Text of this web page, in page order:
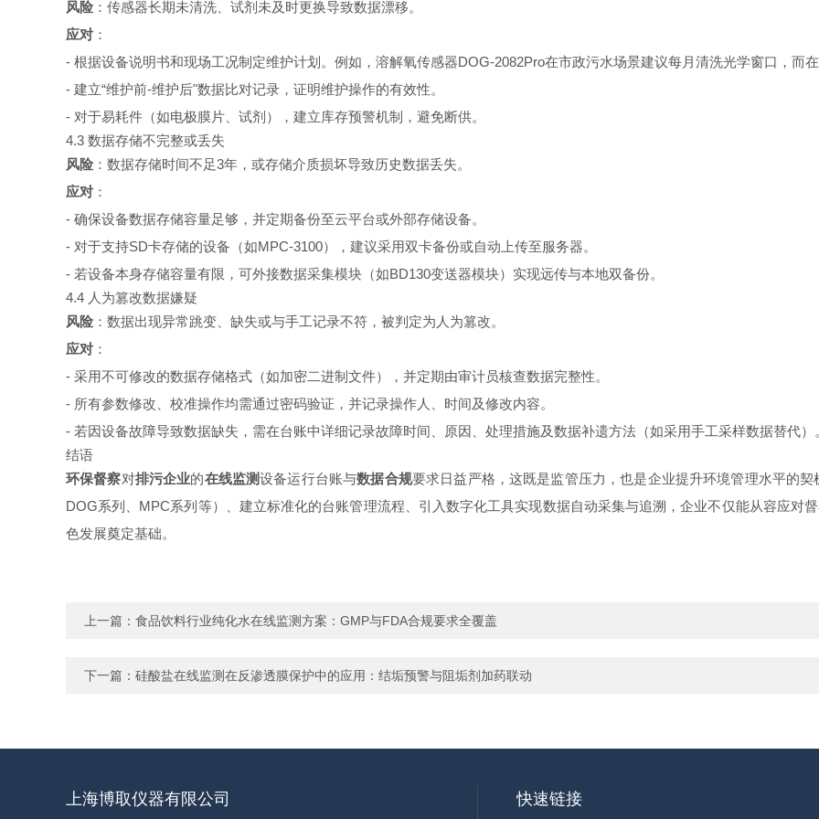
风险 ：传感器长期未清洗、试剂未及时更换导致数据漂移。
应对 ：
- 根据设备说明书和现场工况制定维护计划。例如，溶解氧传感器DOG-2082Pro在市政污水场景建议每月清洗光学窗口，而
- 建立“维护前-维护后"数据比对记录，证明维护操作的有效性。
- 对于易耗件（如电极膜片、试剂），建立库存预警机制，避免断供。
4.3 数据存储不完整或丢失
风险 ：数据存储时间不足3年，或存储介质损坏导致历史数据丢失。
应对 ：
- 确保设备数据存储容量足够，并定期备份至云平台或外部存储设备。
- 对于支持SD卡存储的设备（如MPC-3100），建议采用双卡备份或自动上传至服务器。
- 若设备本身存储容量有限，可外接数据采集模块（如BD130变送器模块）实现远传与本地双备份。
4.4 人为篡改数据嫌疑
风险 ：数据出现异常跳变、缺失或与手工记录不符，被判定为人为篡改。
应对 ：
- 采用不可修改的数据存储格式（如加密二进制文件），并定期由审计员核查数据完整性。
- 所有参数修改、校准操作均需通过密码验证，并记录操作人、时间及修改内容。
- 若因设备故障导致数据缺失，需在台账中详细记录故障时间、原因、处理措施及数据补遗方法（如采用手工采样数据替代）
结语
环保督察对排污企业的在线监测设备运行台账与数据合规要求日益严格，这既是监管压力，也是企业提升环境管理水平的
DOG系列、MPC系列等）、建立标准化的台账管理流程、引入数字化工具实现数据自动采集与追溯，企业不仅能从容应对
色发展奠定基础。
上一篇： 食品饮料行业纯化水在线监测方案：GMP与FDA合规要求全覆盖
下一篇： 硅酸盐在线监测在反渗透膜保护中的应用：结垢预警与阻垢剂加药联动
上海博取仪器有限公司 快速链接